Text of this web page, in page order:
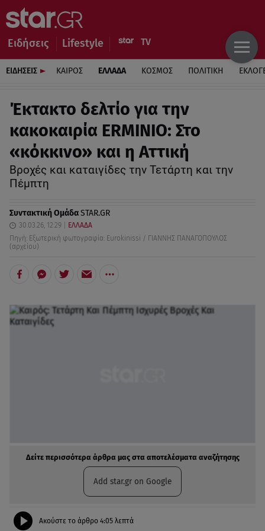
Ειδήσεις Lifestyle
ΕΙΔΗΣΕΙΣ ΚΑΙΡΟΣ ΕΛΛΑΔΑ ΚΟΣΜΟΣ ΠΟΛΙΤΙΚΗ
Έκτακτο δελτίο για την
κακοκαιρία ERMINIO: Στο
«κόκκινο» και η Αττική
Βροχές και καταιγίδες την Τετάρτη και την
Πέμπτη
Συντακτική ΟμάδαSTAR.GR
30.03.26, 12:29
ΕΛΛΑΔΑ
Πηγή: Εξωτερική φωτογραφία: Eurokinissi / ΓΙΑΝΝΗΣ ΠΑΝΑΓΟΠΟΥΛΟΣ
(αρχείου)
Δείτε περισσότερα άρθρα μας στα αποτελέσματα αναζήτησης
Add star.gr on Google
Ακούστε το άρθρο 4:05 λεπτά